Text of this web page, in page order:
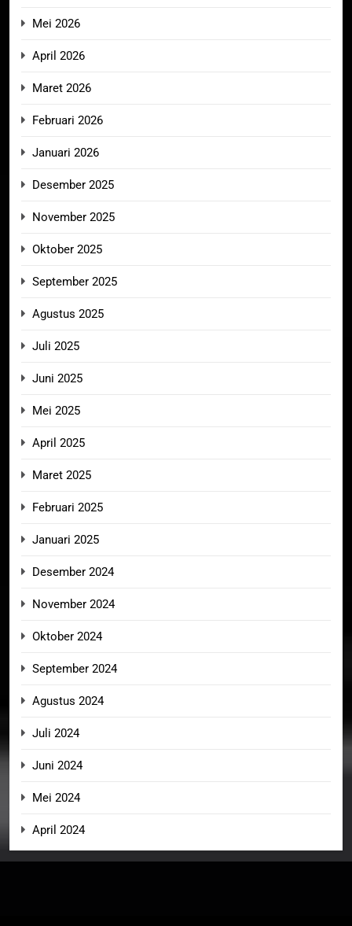
Mei 2026
April 2026
Maret 2026
Februari 2026
Januari 2026
Desember 2025
November 2025
Oktober 2025
September 2025
Agustus 2025
Juli 2025
Juni 2025
Mei 2025
April 2025
Maret 2025
Februari 2025
Januari 2025
Desember 2024
November 2024
Oktober 2024
September 2024
Agustus 2024
Juli 2024
Juni 2024
Mei 2024
April 2024